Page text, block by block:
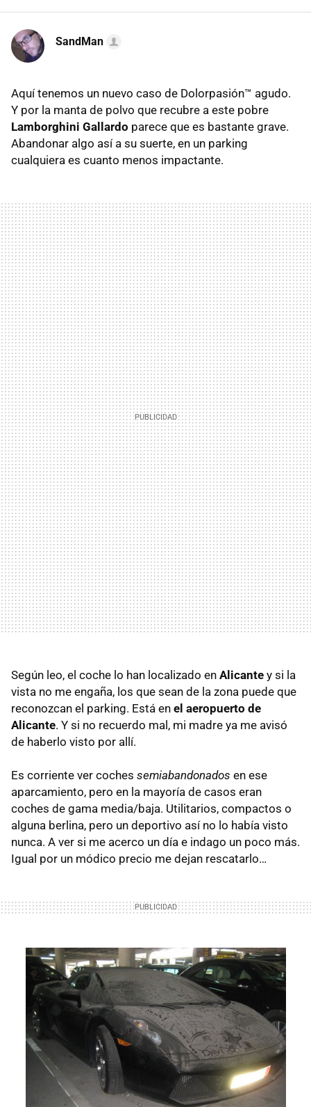
SandMan
Aquí tenemos un nuevo caso de Dolorpasión™ agudo.
Y por la manta de polvo que recubre a este pobre
Lamborghini Gallardo parece que es bastante grave.
Abandonar algo así a su suerte, en un parking
cualquiera es cuanto menos impactante.
Según leo, el coche lo han localizado en Alicante y si la
vista no me engaña, los que sean de la zona puede que
reconozcan el parking. Está en el aeropuerto de
Alicante. Y si no recuerdo mal, mi madre ya me avisó
de haberlo visto por allí.
Es corriente ver coches semiabandonados en ese
aparcamiento, pero en la mayoría de casos eran
coches de gama media/baja. Utilitarios, compactos o
alguna berlina, pero un deportivo así no lo había visto
nunca. A ver si me acerco un día e indago un poco más.
Igual por un módico precio me dejan rescatarlo…